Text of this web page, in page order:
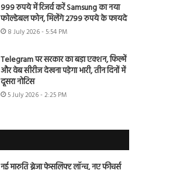
999 रुपये में रिजर्व करें Samsung का नया
फोल्डेबल फोन, मिलेंगे 2799 रुपये के फायदे
8 July 2026 - 5:54 PM
Telegram पर सरकार का बड़ा एक्शन, फिल्में
और वेब सीरीज देखना पड़ेगा भारी, तीन दिनों में
दूसरा नोटिस
5 July 2026 - 2:25 PM